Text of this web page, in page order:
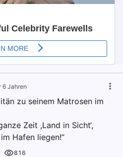
6 Jahren
zu seinem Matrosen im
Zeit ,Land in Sicht‘,
Hafen liegen!“
816